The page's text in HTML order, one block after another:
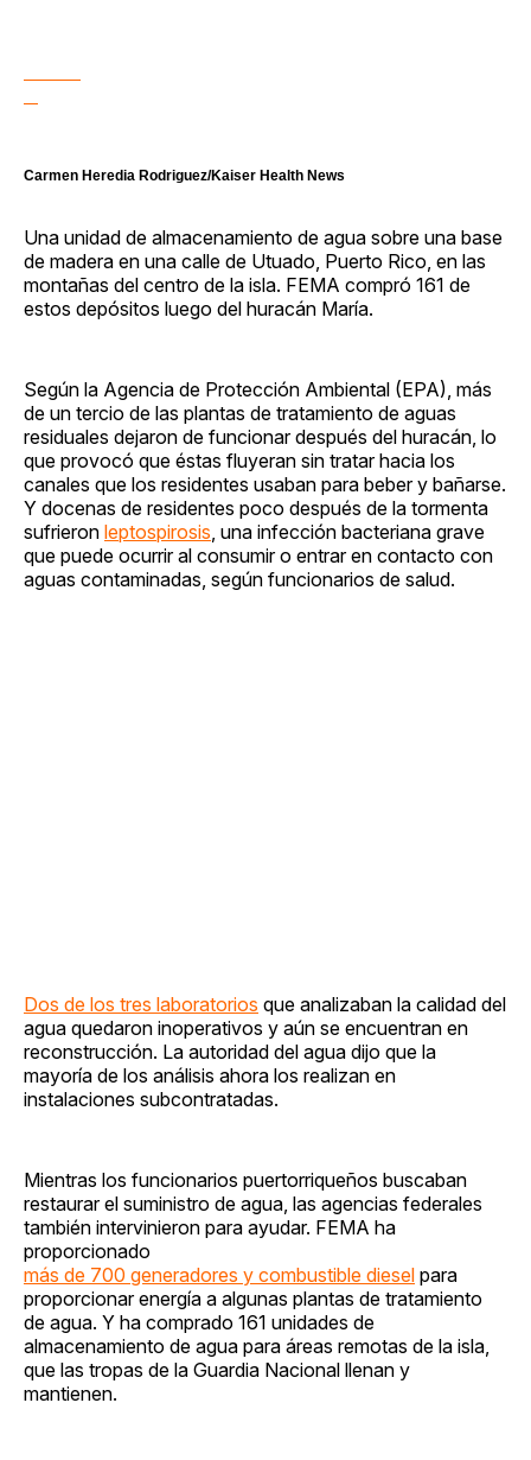
Carmen Heredia Rodriguez/Kaiser Health News
Una unidad de almacenamiento de agua sobre una base
de madera en una calle de Utuado, Puerto Rico, en las
montañas del centro de la isla. FEMA compró 161 de
estos depósitos luego del huracán María.
Según la Agencia de Protección Ambiental (EPA), más
de un tercio de las plantas de tratamiento de aguas
residuales dejaron de funcionar después del huracán, lo
que provocó que éstas fluyeran sin tratar hacia los
canales que los residentes usaban para beber y bañarse.
Y docenas de residentes poco después de la tormenta
sufrieron leptospirosis , una infección bacteriana grave
que puede ocurrir al consumir o entrar en contacto con
aguas contaminadas, según funcionarios de salud.
Dos de los tres laboratorios que analizaban la calidad del
agua quedaron inoperativos y aún se encuentran en
reconstrucción. La autoridad del agua dijo que la
mayoría de los análisis ahora los realizan en
instalaciones subcontratadas.
Mientras los funcionarios puertorriqueños buscaban
restaurar el suministro de agua, las agencias federales
también intervinieron para ayudar. FEMA ha
proporcionado
más de 700 generadores y combustible diesel para
proporcionar energía a algunas plantas de tratamiento
de agua. Y ha comprado 161 unidades de
almacenamiento de agua para áreas remotas de la isla,
que las tropas de la Guardia Nacional llenan y
mantienen.